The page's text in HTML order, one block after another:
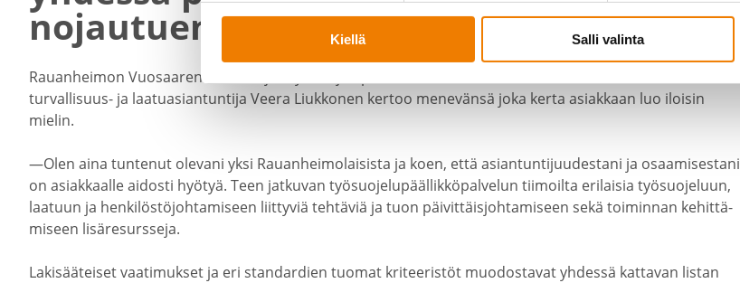
Kiellä Salli valinta
nojautuen
Rauan­heimon Vuosaaren toimin­tojen työsuo­je­lu­pääl­likkönä vuodesta 2017 toiminut Protectin
turvallisuus-​ ja laatu­asian­tuntija Veera Liukkonen kertoo menevänsä joka kerta asiakkaan luo iloisin
mielin.
—Olen aina tuntenut olevani yksi Rauan­hei­mo­lai­sista ja koen, että asian­tun­ti­juu­destani ja osaami­sestani
on asiak­kaalle aidosti hyötyä. Teen jatkuvan työsuo­je­lu­pääl­lik­kö­pal­velun tiimoilta erilaisia työsuo­jeluun,
laatuun ja henki­lös­tö­joh­ta­miseen liittyviä tehtäviä ja tuon päivit­täis­joh­ta­miseen sekä toiminnan kehit­tä­
miseen lisäre­sursseja.
Lakisää­teiset vaati­mukset ja eri standardien tuomat kritee­ristöt muodos­tavat yhdessä kattavan listan